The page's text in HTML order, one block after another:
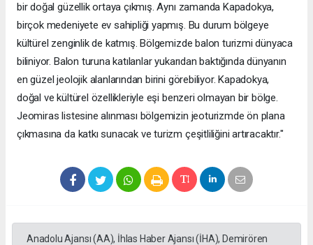
bir doğal güzellik ortaya çıkmış. Aynı zamanda Kapadokya,
birçok medeniyete ev sahipliği yapmış. Bu durum bölgeye
kültürel zenginlik de katmış. Bölgemizde balon turizmi dünyaca
biliniyor. Balon turuna katılanlar yukarıdan baktığında dünyanın
en güzel jeolojik alanlarından birini görebiliyor. Kapadokya,
doğal ve kültürel özellikleriyle eşi benzeri olmayan bir bölge.
Jeomiras listesine alınması bölgemizin jeoturizmde ön plana
çıkmasına da katkı sunacak ve turizm çeşitliliğini artıracaktır."
Anadolu Ajansı (AA), İhlas Haber Ajansı (İHA), Demirören